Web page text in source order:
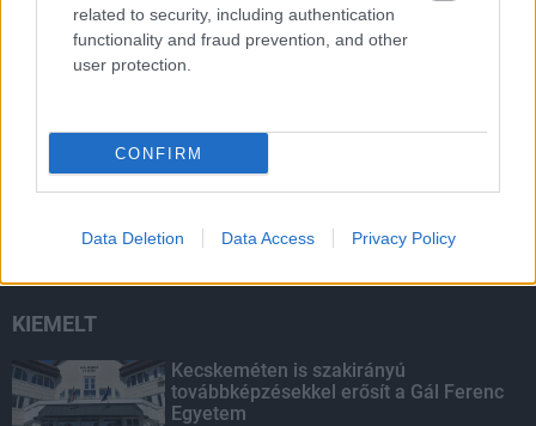
related to security, including authentication
functionality and fraud prevention, and other
user protection.
CONFIRM
Data Deletion Data Access Privacy Policy
Egyhetes országos ellenőrzést tart a
rendőrség a utakon
Mától jelentkezhetnek a kivitelezők a
háztartások napelemes és fűtési
KIEMELT
Kecskeméten is szakirányú
továbbképzésekkel erősít a Gál Ferenc
Egyetem